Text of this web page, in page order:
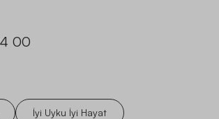
00
İyi Uyku İyi Hayat